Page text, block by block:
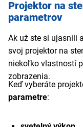
Projektor na
parametrov
Ak už ste si ujasnili
svoj projektor na
niekoľko vlastností
zobrazenia.
Keď vyberáte
parametre: